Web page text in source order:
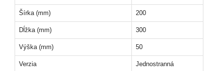
Šírka (mm) 200
Dĺžka (mm) 300
Výška (mm) 50
Verzia Jednostranná